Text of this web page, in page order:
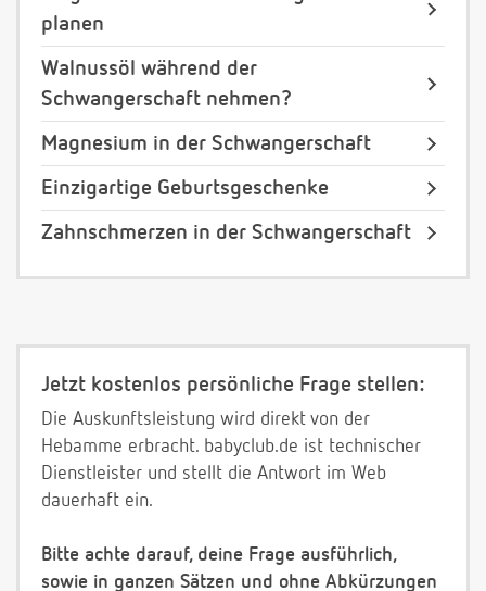
planen
Walnussöl während der
Schwangerschaft nehmen?
Magnesium in der Schwangerschaft
Einzigartige Geburtsgeschenke
Zahnschmerzen in der Schwangerschaft
Jetzt kostenlos persönliche Frage stellen:
Die Auskunftsleistung wird direkt von der
Hebamme erbracht. babyclub.de ist technischer
Dienstleister und stellt die Antwort im Web
dauerhaft ein.
Bitte achte darauf, deine Frage ausführlich,
sowie in ganzen Sätzen und ohne Abkürzungen